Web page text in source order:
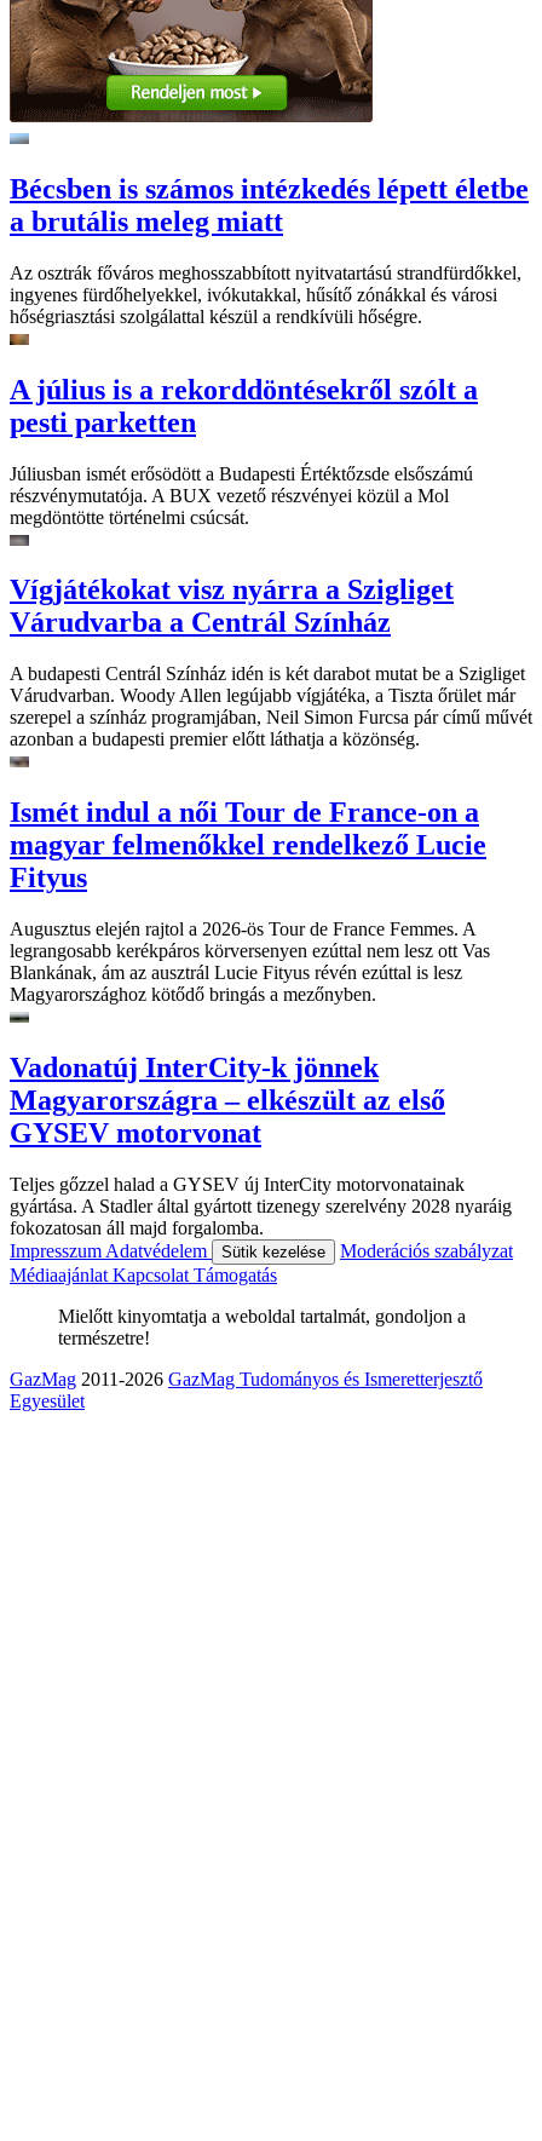
Bécsben is számos intézkedés lépett életbe
a brutális meleg miatt
Az osztrák főváros meghosszabbított nyitvatartású strandfürdőkkel,
ingyenes fürdőhelyekkel, ivókutakkal, hűsítő zónákkal és városi
hőségriasztási szolgálattal készül a rendkívüli hőségre.
A július is a rekorddöntésekről szólt a
pesti parketten
Júliusban ismét erősödött a Budapesti Értéktőzsde elsőszámú
részvénymutatója. A BUX vezető részvényei közül a Mol
megdöntötte történelmi csúcsát.
Vígjátékokat visz nyárra a Szigliget
Várudvarba a Centrál Színház
A budapesti Centrál Színház idén is két darabot mutat be a Szigliget
Várudvarban. Woody Allen legújabb vígjátéka, a Tiszta őrület már
szerepel a színház programjában, Neil Simon Furcsa pár című művét
azonban a budapesti premier előtt láthatja a közönség.
Ismét indul a női Tour de France-on a
magyar felmenőkkel rendelkező Lucie
Fityus
Augusztus elején rajtol a 2026-ös Tour de France Femmes. A
legrangosabb kerékpáros körversenyen ezúttal nem lesz ott Vas
Blankának, ám az ausztrál Lucie Fityus révén ezúttal is lesz
Magyarországhoz kötődő bringás a mezőnyben.
Vadonatúj InterCity-k jönnek
Magyarországra – elkészült az első
GYSEV motorvonat
Teljes gőzzel halad a GYSEV új InterCity motorvonatainak
gyártása. A Stadler által gyártott tizenegy szerelvény 2028 nyaráig
fokozatosan áll majd forgalomba.
Impresszum Adatvédelem Sütik kezelése
Moderációs szabályzat
Médiaajánlat Kapcsolat Támogatás
Mielőtt kinyomtatja a weboldal tartalmát, gondoljon a
természetre!
GazMag 2011-2026 GazMag Tudományos és Ismeretterjesztő
Egyesület